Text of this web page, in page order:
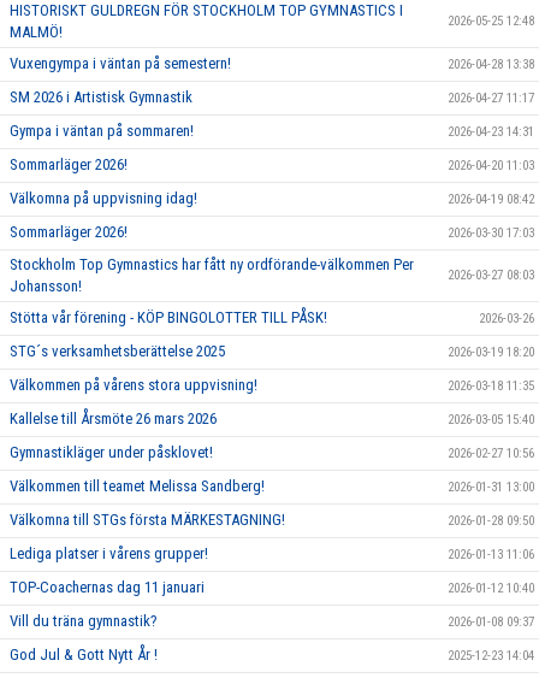
HISTORISKT GULDREGN FÖR STOCKHOLM TOP GYMNASTICS I
MALMÖ!
2026-05-25 12:48
Vuxengympa i väntan på semestern! 2026-04-28 13:38
SM 2026 i Artistisk Gymnastik 2026-04-27 11:17
Gympa i väntan på sommaren! 2026-04-23 14:31
Sommarläger 2026! 2026-04-20 11:03
Välkomna på uppvisning idag! 2026-04-19 08:42
Sommarläger 2026! 2026-03-30 17:03
Stockholm Top Gymnastics har fått ny ordförande-välkommen Per
Johansson!
2026-03-27 08:03
Stötta vår förening - KÖP BINGOLOTTER TILL PÅSK! 2026-03-26
STG´s verksamhetsberättelse 2025 2026-03-19 18:20
Välkommen på vårens stora uppvisning! 2026-03-18 11:35
Kallelse till Årsmöte 26 mars 2026 2026-03-05 15:40
Gymnastikläger under påsklovet! 2026-02-27 10:56
Välkommen till teamet Melissa Sandberg! 2026-01-31 13:00
Välkomna till STGs första MÄRKESTAGNING! 2026-01-28 09:50
Lediga platser i vårens grupper! 2026-01-13 11:06
TOP-Coachernas dag 11 januari 2026-01-12 10:40
Vill du träna gymnastik? 2026-01-08 09:37
God Jul & Gott Nytt År ! 2025-12-23 14:04